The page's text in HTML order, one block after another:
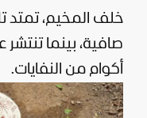
خلف المخيم، تمتد
صافية، بينما
أكوام من النفايات.